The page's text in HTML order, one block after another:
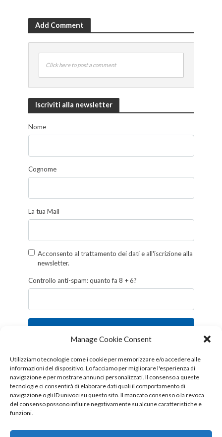
Manage Cookie Consent
Utilizziamo tecnologie come i cookie per memorizzare e/o accedere alle
informazioni del dispositivo. Lo facciamo per migliorare l'esperienza di
navigazione e per mostrare annunci personalizzati. Il consenso a queste
tecnologie ci consentirà di elaborare dati quali il comportamento di
navigazione o gli ID univoci su questo sito. Il mancato consenso o la revoca
del consenso possono influire negativamente su alcune caratteristiche e
funzioni.
Add Comment
Click here to post a comment
Iscriviti alla newsletter
Nome
Cognome
La tua Mail
Acconsento al trattamento dei dati e all'iscrizione alla
newsletter.
Controllo anti-spam: quanto fa 8 + 6?
Follow us!